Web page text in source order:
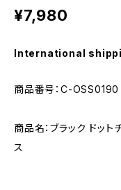
¥7,980
International
商品番号：C-OSS0190
商品名：ブラック ドッ
ス